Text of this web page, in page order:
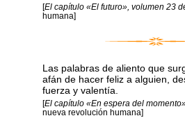
[El capítulo «El futuro», volumen 23
humana]
Las palabras de aliento que
afán de hacer feliz a alguien,
fuerza y valentía.
[El capítulo «En espera del
nueva revolución humana]